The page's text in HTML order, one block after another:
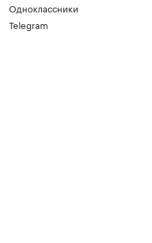
Одноклассники
Telegram